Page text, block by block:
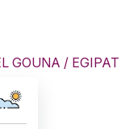
GOUNA / EGIPAT